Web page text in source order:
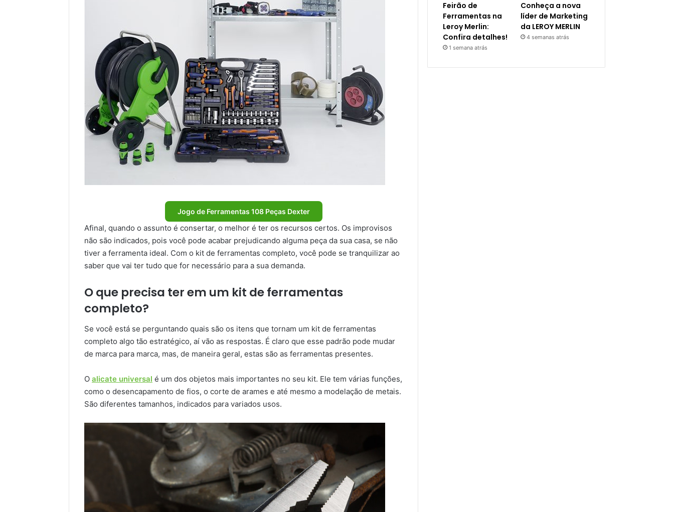
Jogo de Ferramentas 108 Peças Dexter
Afinal, quando o assunto é consertar, o melhor é ter os recursos certos. Os improvisos
não são indicados, pois você pode acabar prejudicando alguma peça da sua casa, se não
tiver a ferramenta ideal. Com o kit de ferramentas completo, você pode se tranquilizar ao
saber que vai ter tudo que for necessário para a sua demanda.
O que precisa ter em um kit de ferramentas
completo?
Se você está se perguntando quais são os itens que tornam um kit de ferramentas
completo algo tão estratégico, aí vão as respostas. É claro que esse padrão pode mudar
de marca para marca, mas, de maneira geral, estas são as ferramentas presentes.
O alicate universal é um dos objetos mais importantes no seu kit. Ele tem várias funções,
como o desencapamento de fios, o corte de arames e até mesmo a modelação de metais.
São diferentes tamanhos, indicados para variados usos.
Feirão de
Ferramentas na
Leroy Merlin:
Confira detalhes!
1 semana atrás
Conheça a nova
líder de Marketing
da LEROY MERLIN
4 semanas atrás